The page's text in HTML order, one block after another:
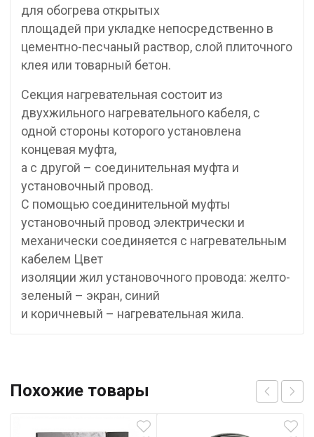
для обогрева открытых
площадей при укладке непосредственно в
цементно-песчаный раствор, слой плиточного
клея или товарный бетон.
Секция нагревательная состоит из
двухжильного нагревательного кабеля, с
одной стороны которого установлена
концевая муфта,
а с другой – соединительная муфта и
установочный провод.
С помощью соединительной муфты
установочный провод электрически и
механически соединяется с нагревательным
кабелем Цвет
изоляции жил установочного провода: желто-
зеленый – экран, синий
и коричневый – нагревательная жила.
Похожие товары